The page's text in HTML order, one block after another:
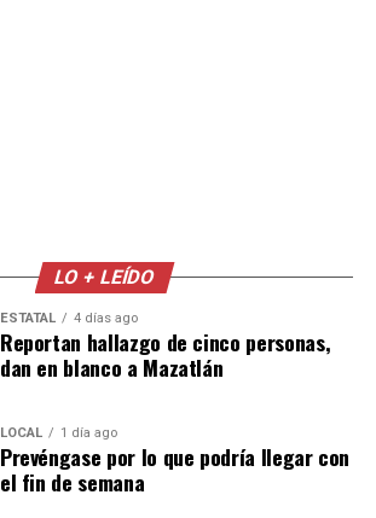
LO + LEÍDO
ESTATAL 4 días ago
Reportan hallazgo de cinco personas,
dan en blanco a Mazatlán
LOCAL 1 día ago
Prevéngase por lo que podría llegar con
el fin de semana